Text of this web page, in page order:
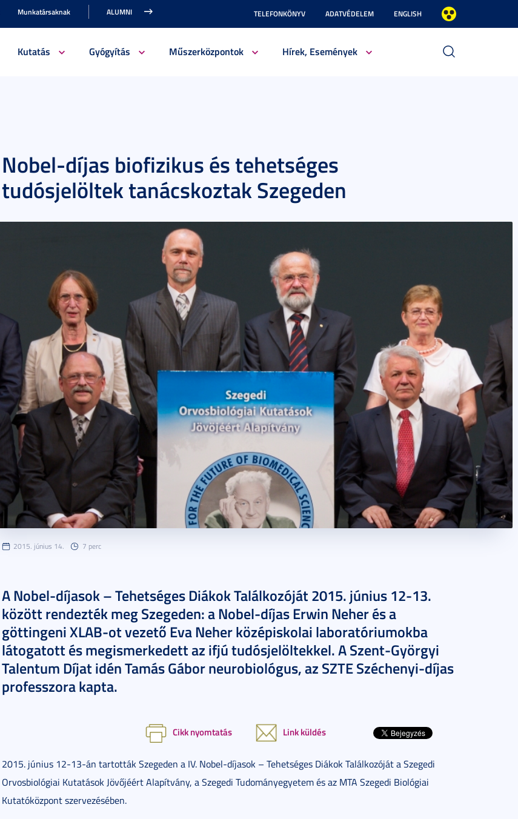
Munkatársaknak ALUMNI TELEFONKÖNYV ADATVÉDELEM ENGLISH
Kutatás Gyógyítás Műszerközpontok Hírek, Események
Nobel-díjas biofizikus és tehetséges
tudósjelöltek tanácskoztak Szegeden
2015. június 14. 7 perc
A Nobel-díjasok – Tehetséges Diákok Találkozóját 2015. június 12-13.
között rendezték meg Szegeden: a Nobel-díjas Erwin Neher és a
göttingeni XLAB-ot vezető Eva Neher középiskolai laboratóriumokba
látogatott és megismerkedett az ifjú tudósjelöltekkel. A Szent-Györgyi
Talentum Díjat idén Tamás Gábor neurobiológus, az SZTE Széchenyi-díjas
professzora kapta.
Cikk nyomtatás Link küldés
2015. június 12-13-án tartották Szegeden a IV. Nobel-díjasok – Tehetséges Diákok Találkozóját a Szegedi
Orvosbiológiai Kutatások Jövőjéért Alapítvány, a Szegedi Tudományegyetem és az MTA Szegedi Biológiai
Kutatóközpont szervezésében.